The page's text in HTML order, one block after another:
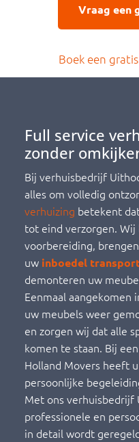
Vraag een
Boek een
Full service
zonder
Bij verhuisbedrijf
alles om volledig
verhuizing betekent
tot eind verzorgen.
voorbereiding,
uw inboedel
demonteren uw
Eenmaal aangekomen
uw meubels weer
en zorgen wij dat alle
komen te staan. Bij
Holland Movers heeft
persoonlijke
Met ons verhuisbedrijf
professionele en
in detail wordt